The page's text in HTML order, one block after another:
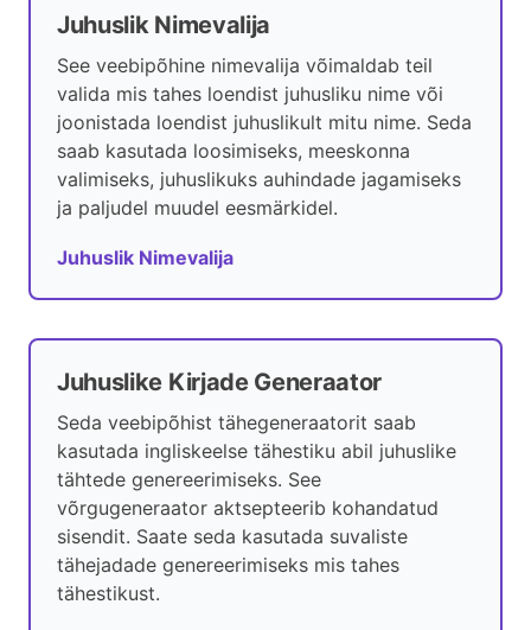
Juhuslik Nimevalija
See veebipõhine nimevalija võimaldab teil
valida mis tahes loendist juhusliku nime või
joonistada loendist juhuslikult mitu nime. Seda
saab kasutada loosimiseks, meeskonna
valimiseks, juhuslikuks auhindade jagamiseks
ja paljudel muudel eesmärkidel.
Juhuslik Nimevalija
Juhuslike Kirjade Generaator
Seda veebipõhist tähegeneraatorit saab
kasutada ingliskeelse tähestiku abil juhuslike
tähtede genereerimiseks. See
võrgugeneraator aktsepteerib kohandatud
sisendit. Saate seda kasutada suvaliste
tähejadade genereerimiseks mis tahes
tähestikust.